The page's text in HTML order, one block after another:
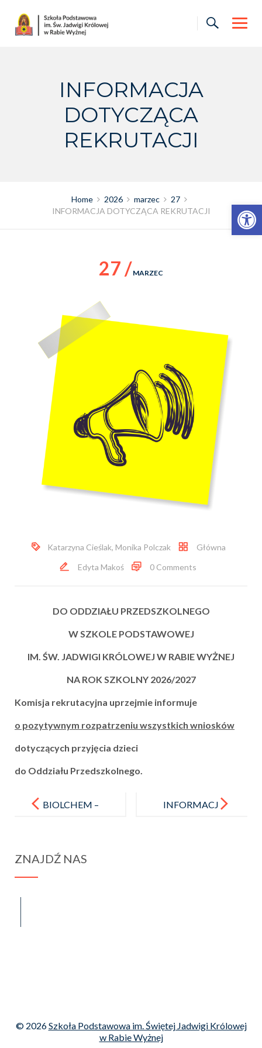
Otwórz pasek narzędzi
content
INFORMACJA
DOTYCZĄCA
REKRUTACJI
Home 2026 marzec
27
INFORMACJA DOTYCZĄCA REKRUTACJI
27 / MARZEC
Katarzyna Cieślak, Monika Polczak
Główna
Edyta Makoś
0 Comments
DO ODDZIAŁU PRZEDSZKOLNEGO
W SZKOLE PODSTAWOWEJ
IM. ŚW. JADWIGI KRÓLOWEJ W RABIE WYŻNEJ
NA ROK SZKOLNY 2026/2027
Komisja rekrutacyjna uprzejmie informuje
o pozytywnym rozpatrzeniu wszystkich wniosków
dotyczących przyjęcia dzieci
do Oddziału Przedszkolnego.
navigationBIOLCHEM –
anych
INFORMACJ
ZNAJDŹ NAS
© 2026Szkoła Podstawowa im. Świętej Jadwigi Królowej
w Rabie Wyżnej